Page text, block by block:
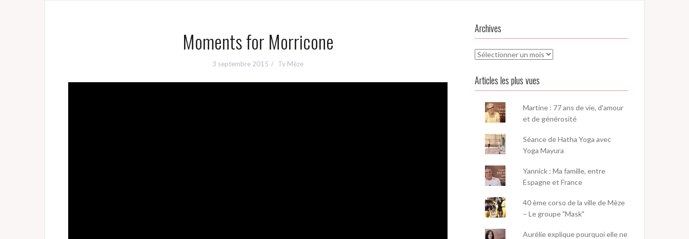
Moments for Morricone
3 septembre 2015 Tv Mèze
Archives
Archives
Articles les plus vues
Martine : 77 ans de vie, d'amour
et de générosité
Séance de Hatha Yoga avec
Yoga Mayura
Yannick : Ma famille, entre
Espagne et France
40 ème corso de la ville de Mèze
– Le groupe "Mask"
Aurélie explique pourquoi elle ne